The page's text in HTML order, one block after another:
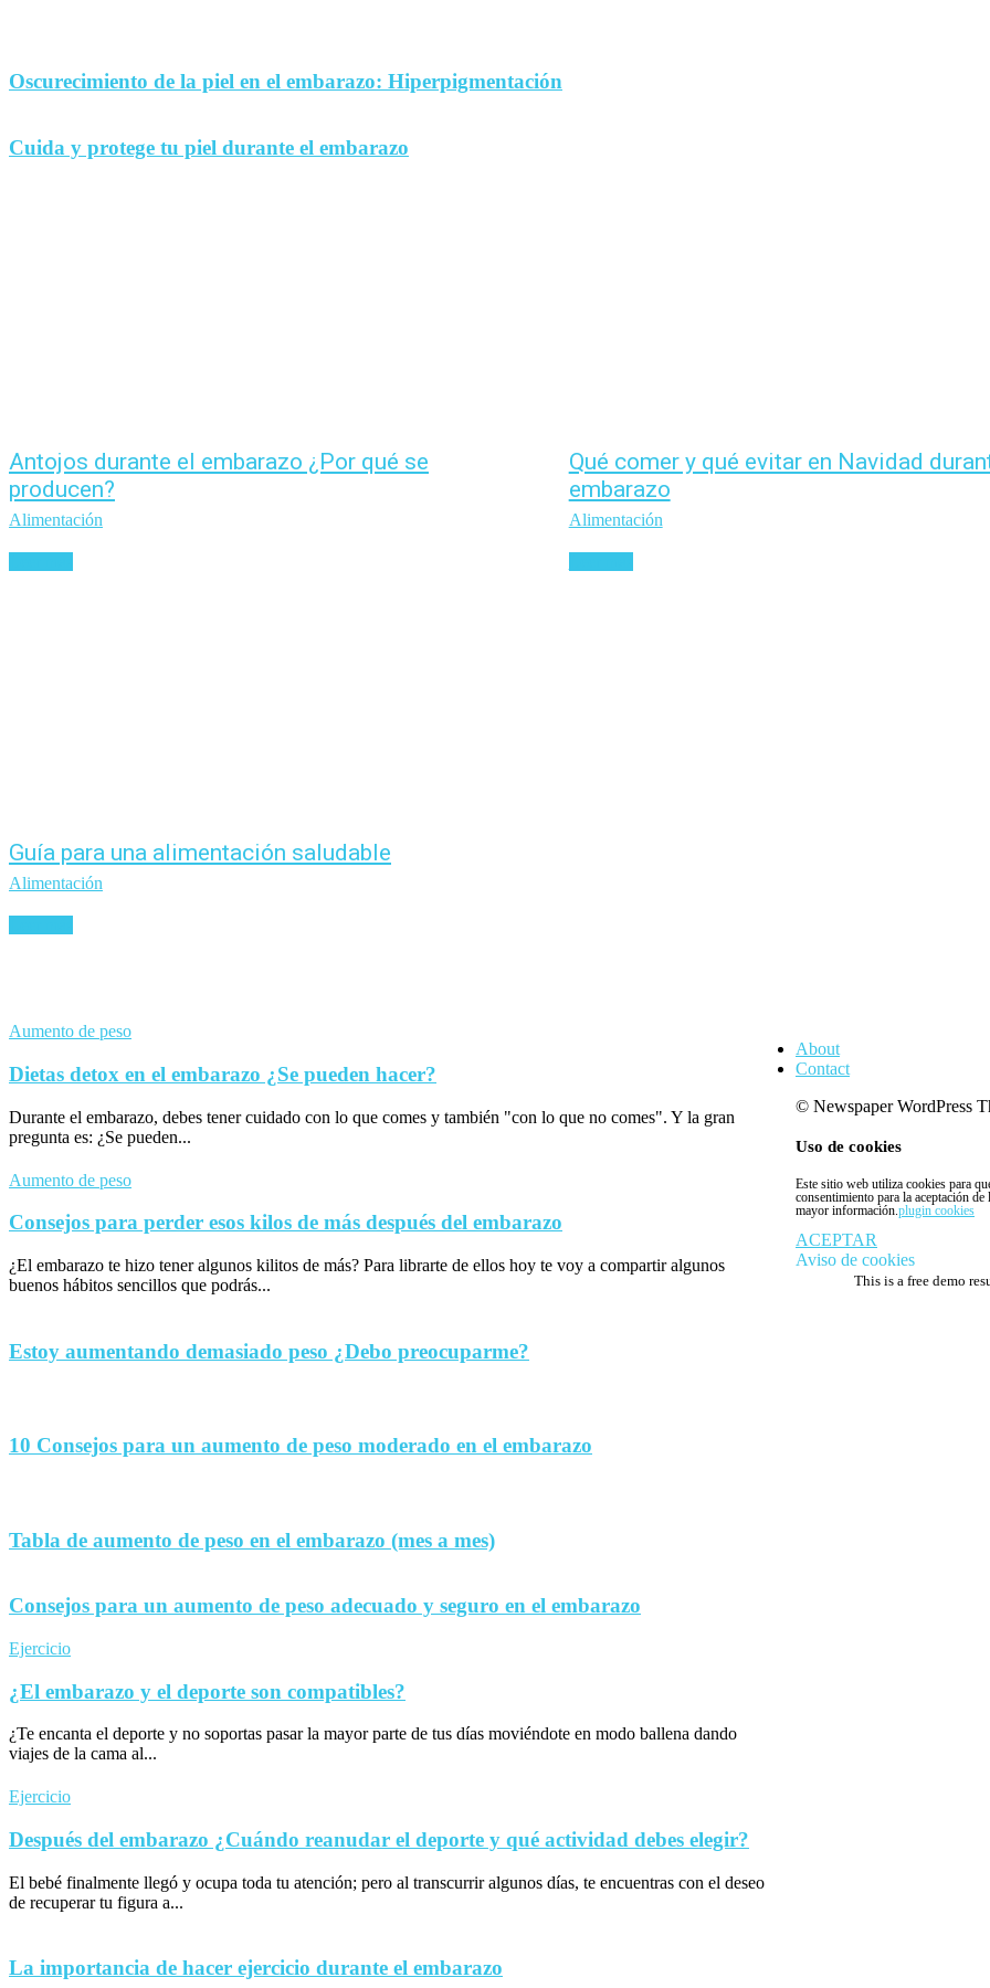
Oscurecimiento de la piel en el embarazo: Hiperpigmentación
Cuida y protege tu piel durante el embarazo
Antojos durante el embarazo ¿Por qué se
producen?
Alimentación
Qué comer y qué evitar en Navidad
embarazo
Alimentación
Guía para una alimentación saludable
Alimentación
Aumento de peso
Dietas detox en el embarazo ¿Se pueden hacer?
Durante el embarazo, debes tener cuidado con lo que comes y también "con lo que no comes". Y la gran
pregunta es: ¿Se pueden...
Aumento de peso
Consejos para perder esos kilos de más después del embarazo
¿El embarazo te hizo tener algunos kilitos de más? Para librarte de ellos hoy te voy a compartir algunos
buenos hábitos sencillos que podrás...
Estoy aumentando demasiado peso ¿Debo preocuparme?
10 Consejos para un aumento de peso moderado en el embarazo
Tabla de aumento de peso en el embarazo (mes a mes)
Consejos para un aumento de peso adecuado y seguro en el embarazo
Ejercicio
¿El embarazo y el deporte son compatibles?
¿Te encanta el deporte y no soportas pasar la mayor parte de tus días moviéndote en modo ballena dando
viajes de la cama al...
Ejercicio
Después del embarazo ¿Cuándo reanudar el deporte y qué actividad debes elegir?
El bebé finalmente llegó y ocupa toda tu atención; pero al transcurrir algunos días, te encuentras con el deseo
de recuperar tu figura a...
La importancia de hacer ejercicio durante el embarazo
About
Contact
© Newspaper WordPress
Uso de cookies
Este sitio web utiliza cookies para
consentimiento para la aceptación
mayor información.plugin cookies
ACEPTAR
Aviso de cookies
This is a free demo